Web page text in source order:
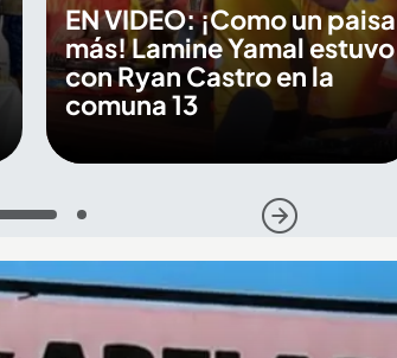
EN VIDEO: ¡Como un paisa
más! Lamine Yamal estuvo
con Ryan Castro en la
comuna 13
1 2